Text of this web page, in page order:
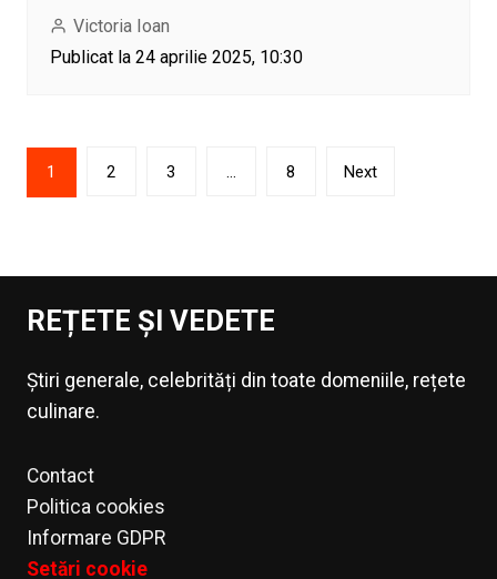
Victoria Ioan
Publicat la 24 aprilie 2025, 10:30
Paginație
articole
1 2 3 … 8 Next
REȚETE ȘI VEDETE
Știri generale, celebrități din toate domeniile, rețete
culinare.
Contact
Politica cookies
Informare GDPR
Setări cookie